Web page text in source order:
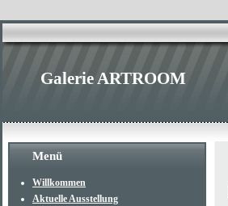
Galerie ARTROOM
Menü
Willkommen
Aktuelle Ausstellung